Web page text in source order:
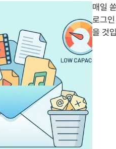
매일
로그
을 것